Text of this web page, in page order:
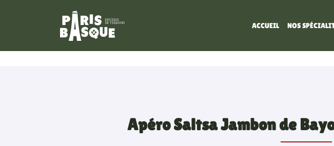
ACCUEIL NOS
92100 Boulogne Billancourt
Apéro Saltsa Jambon de